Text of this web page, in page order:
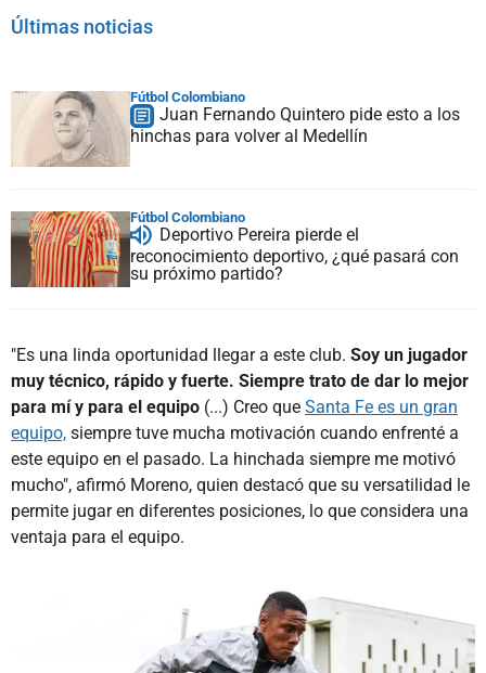
Últimas noticias
Fútbol Colombiano
Juan Fernando Quintero pide esto a los
hinchas para volver al Medellín
Fútbol Colombiano
Deportivo Pereira pierde el
reconocimiento deportivo, ¿qué pasará con
su próximo partido?
"Es una linda oportunidad llegar a este club. Soy un jugador
muy técnico, rápido y fuerte. Siempre trato de dar lo mejor
para mí y para el equipo (...) Creo que Santa Fe es un gran
equipo, siempre tuve mucha motivación cuando enfrenté a
este equipo en el pasado. La hinchada siempre me motivó
mucho", afirmó Moreno, quien destacó que su versatilidad le
permite jugar en diferentes posiciones, lo que considera una
ventaja para el equipo.